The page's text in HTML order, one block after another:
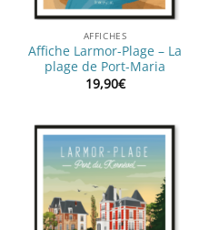
AFFICHES
Affiche Larmor-Plage – La
plage de Port-Maria
19,90€